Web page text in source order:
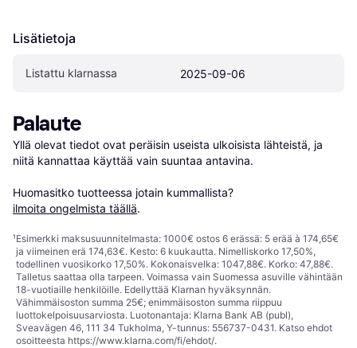
Lisätietoja
Listattu klarnassa 2025-09-06
Palaute
Yllä olevat tiedot ovat peräisin useista ulkoisista lähteistä, ja
niitä kannattaa käyttää vain suuntaa antavina.
Huomasitko tuotteessa jotain kummallista?
ilmoita ongelmista täällä.
¹Esimerkki maksusuunnitelmasta: 1000€ ostos 6 erässä: 5 erää à 174,65€
ja viimeinen erä 174,63€. Kesto: 6 kuukautta. Nimelliskorko 17,50%,
todellinen vuosikorko 17,50%. Kokonaisvelka: 1047,88€. Korko: 47,88€.
Talletus saattaa olla tarpeen. Voimassa vain Suomessa asuville vähintään
18-vuotiaille henkilöille. Edellyttää Klarnan hyväksynnän.
Vähimmäisoston summa 25€; enimmäisoston summa riippuu
luottokelpoisuusarviosta. Luotonantaja: Klarna Bank AB (publ),
Sveavägen 46, 111 34 Tukholma, Y-tunnus: 556737-0431. Katso ehdot
osoitteesta https://www.klarna.com/fi/ehdot/.